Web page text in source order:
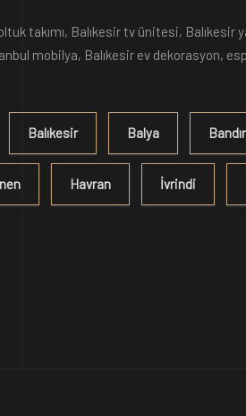
takımı, Balıkesir tv ünitesi, Balıkesir
mobilya, Balıkesir ev dekorasyon,
Balıkesir Balya
Havran İvrindi